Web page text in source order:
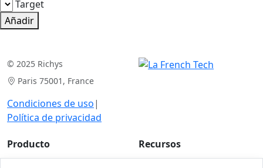
Target
Añadir
© 2025 Richys
Paris 75001, France
Condiciones de uso|
Política de privacidad
Producto Recursos